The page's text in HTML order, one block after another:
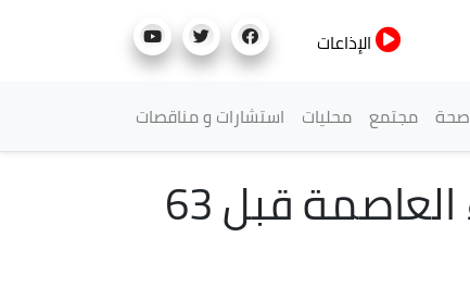
الإذاعات
صحة مجتمع محليات استشارات و مناقصات
الجزائريون يستذكرون المذبحة الفرنسية في ميناء العاصمة قبل 63